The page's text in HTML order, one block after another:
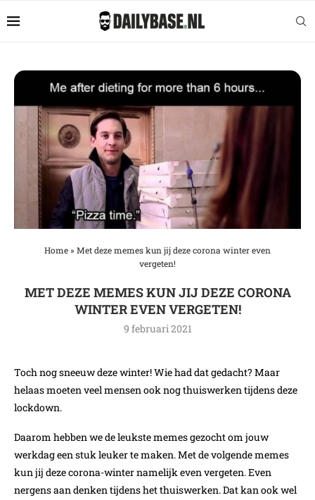
Home» Met deze memes kun jij deze corona winter even
vergeten!
MET DEZE MEMES KUN JIJ DEZE CORONA
WINTER EVEN VERGETEN!
9 februari 2021
Toch nog sneeuw deze winter! Wie had dat gedacht? Maar
helaas moeten veel mensen ook nog thuiswerken tijdens deze
lockdown.
Daarom hebben we de leukste memes gezocht om jouw
werkdag een stuk leuker te maken. Met de volgende memes
kun jij deze corona-winter namelijk even vergeten. Even
nergens aan denken tijdens het thuiswerken. Dat kan ook wel